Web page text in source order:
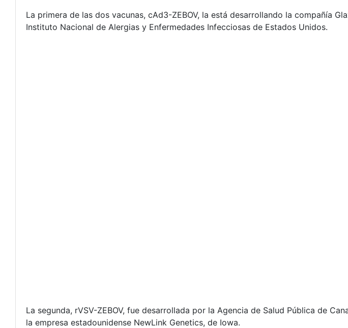
La primera de las dos vacunas, cAd3-ZEBOV, la está desarrollando la compañía
Instituto Nacional de Alergias y Enfermedades Infecciosas de Estados Unidos.
La segunda, rVSV-ZEBOV, fue desarrollada por la Agencia de Salud Pública de
la empresa estadounidense NewLink Genetics, de Iowa.